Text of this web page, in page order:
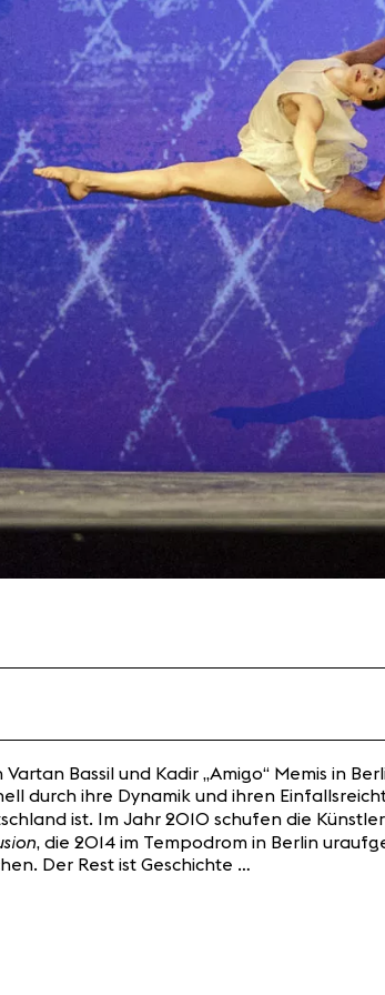
Vartan Bassil und Kadir „Amigo“ Memis in
durch ihre Dynamik und ihren
ist. Im Jahr 2010 schufen die
, die 2014 im Tempodrom in Berlin
Der Rest ist Geschichte …